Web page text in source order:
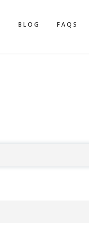
BLOG FAQS